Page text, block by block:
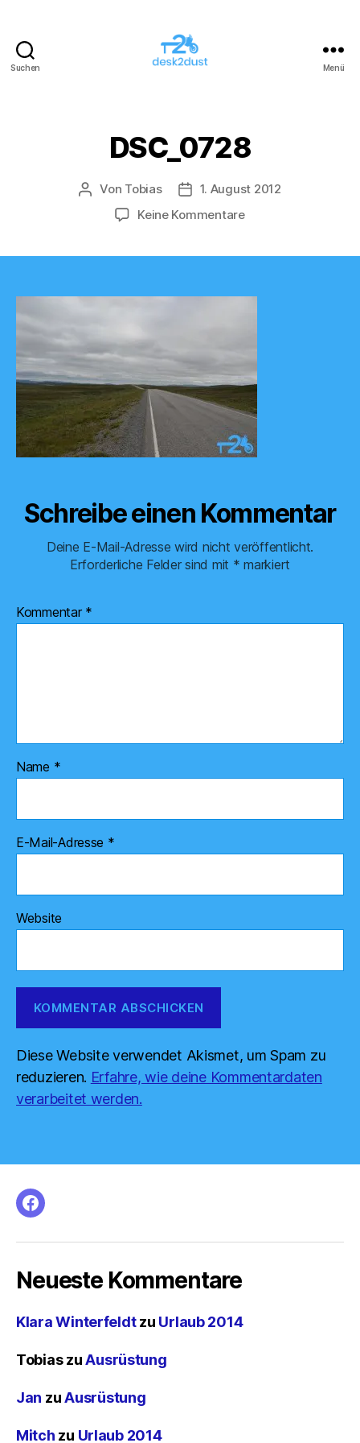
Suchen Menü
DSC_0728
Beitragsautor
Von Tobias Veröffentlichungsdatum
1. August 2012
Keine Kommentarezu
Schreibe einen Kommentar
Deine E-Mail-Adresse wird nicht veröffentlicht.
Erforderliche Felder sind mit * markiert
Kommentar *
Name *
E-Mail-Adresse *
Website
Diese Website verwendet Akismet, um Spam zu
reduzieren. Erfahre, wie deine Kommentardaten
verarbeitet werden.
facebook
Neueste Kommentare
Klara Winterfeldtzu Urlaub 2014
TobiaszuAusrüstung
Jan zuAusrüstung
Mitch zu Urlaub 2014